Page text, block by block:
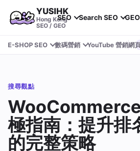
YUSIHK
Hong Kong
SEO / GEO
SEO Search SEO GEO
E-SHOP SEO 數碼營銷 YouTube 營銷網
搜尋觀點
極指南：提升排
的完整策略